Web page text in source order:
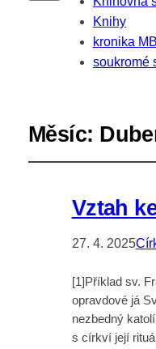
Knihy
kronika
soukromé
Měsíc:
Vztah
27. 4. 2025
[1]Příklad sv.
opravdové já
nezbedný
s církví její